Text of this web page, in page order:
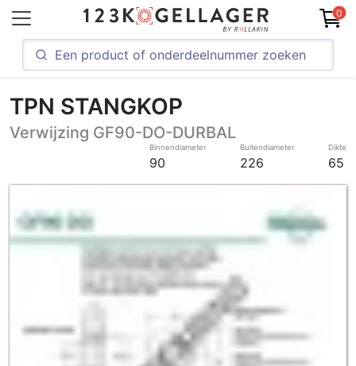
0
TPN STANGKOP
Verwijzing GF90-DO-DURBAL
Binnendiameter
90
Buitendiameter
226
Dikte
65